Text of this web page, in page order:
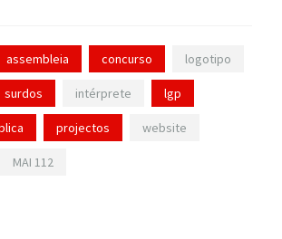
assembleia concurso logotipo
surdos intérprete lgp
projectos website
MAI 112